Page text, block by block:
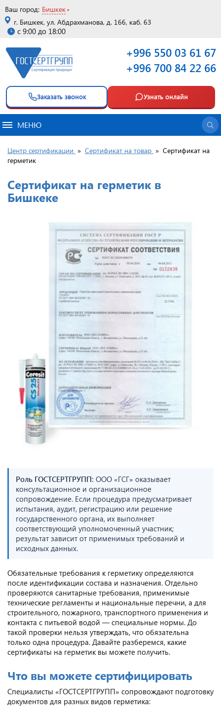
Ваш город: Бишкек
г. Бишкек, ул. Абдрахманова, д. 166, каб. 63
с 9:00 до 18:00
+996 550 03 61 67
+996 700 84 22 66
Заказать звонок Узнать онлайн
МЕНЮ
Центр сертификации » Сертификат на товар » Сертификат на
герметик
Сертификат на герметик в
Бишкеке
Роль ГОСТСЕРТГРУПП: ООО «ГСГ» оказывает
консультационное и организационное
сопровождение. Если процедура предусматривает
испытания, аудит, регистрацию или решение
государственного органа, их выполняет
соответствующий уполномоченный участник;
результат зависит от применимых требований и
исходных данных.
Обязательные требования к герметику определяются
после идентификации состава и назначения. Отдельно
проверяются санитарные требования, применимые
технические регламенты и национальные перечни, а для
строительного, пожарного, транспортного применения и
контакта с питьевой водой — специальные нормы. До
такой проверки нельзя утверждать, что обязательна
только одна процедура. Давайте разберемся, какие
сертификаты на герметик вы можете получить.
Что вы можете сертифицировать
Специалисты «ГОСТСЕРТГРУПП» сопровождают подготовку
документов для разных видов герметика: